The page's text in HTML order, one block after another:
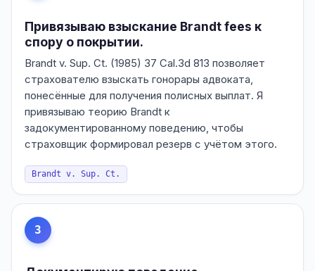
Привязываю взыскание Brandt fees к
спору о покрытии.
Brandt v. Sup. Ct. (1985) 37 Cal.3d 813 позволяет
страхователю взыскать гонорары адвоката,
понесённые для получения полисных выплат. Я
привязываю теорию Brandt к
задокументированному поведению, чтобы
страховщик формировал резерв с учётом этого.
Brandt v. Sup. Ct.
3